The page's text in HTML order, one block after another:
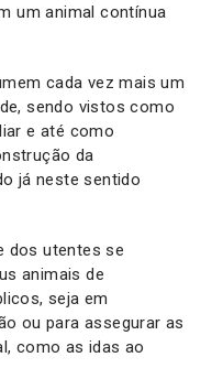
um animal contínua
cada vez mais um
sendo vistos como
e até como
da
já neste sentido
dos utentes se
animais de
seja em
ou para assegurar as
como as idas ao